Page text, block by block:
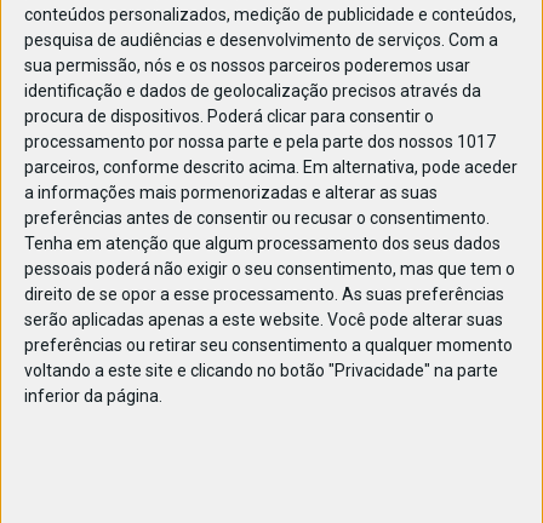
conteúdos personalizados, medição de publicidade e conteúdos,
pesquisa de audiências e desenvolvimento de serviços. Com a
sua permissão, nós e os nossos parceiros poderemos usar
identificação e dados de geolocalização precisos através da
procura de dispositivos. Poderá clicar para consentir o
processamento por nossa parte e pela parte dos nossos 1017
parceiros, conforme descrito acima. Em alternativa, pode aceder
a informações mais pormenorizadas e alterar as suas
preferências antes de consentir ou recusar o consentimento.
Tenha em atenção que algum processamento dos seus dados
pessoais poderá não exigir o seu consentimento, mas que tem o
direito de se opor a esse processamento. As suas preferências
serão aplicadas apenas a este website. Você pode alterar suas
preferências ou retirar seu consentimento a qualquer momento
voltando a este site e clicando no botão "Privacidade" na parte
inferior da página.
82828406238012